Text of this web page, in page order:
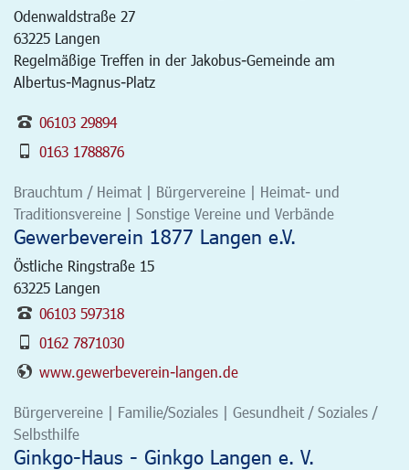
Odenwaldstraße 27
63225 Langen
Regelmäßige Treffen in der Jakobus-Gemeinde am
Albertus-Magnus-Platz
06103 29894
0163 1788876
Brauchtum / Heimat | Bürgervereine | Heimat- und
Traditionsvereine | Sonstige Vereine und Verbände
Gewerbeverein 1877 Langen e.V.
Östliche Ringstraße 15
63225 Langen
06103 597318
0162 7871030
www.gewerbeverein-langen.de
Bürgervereine | Familie/Soziales | Gesundheit / Soziales /
Selbsthilfe
Ginkgo-Haus - Ginkgo Langen e. V.